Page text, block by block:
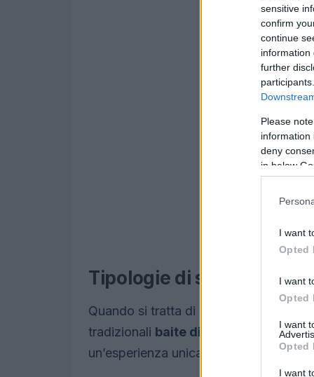
sensitive
confirm
continue
information
further
Please
information
deny
in below
I want
Opted
I want
Opted
I want
Opted
I want
Tipologie di sistemazioni
Quando si tratta di dormire in
tradizionali baite di legno
ai moderni
un’esperienza unica. Di seguito,